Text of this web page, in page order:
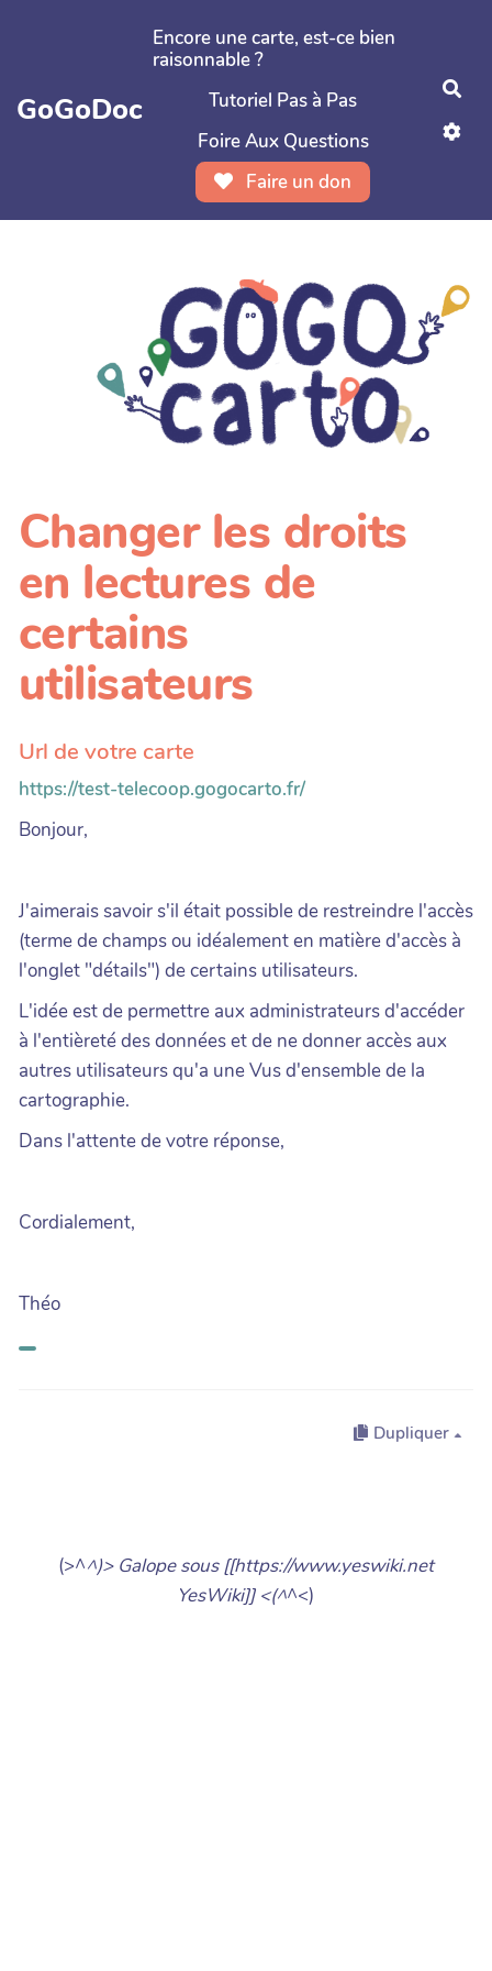
Aller au contenu principal
GoGoDoc
Encore une carte, est-ce bien
raisonnable ?
Tutoriel Pas à Pas
Foire Aux Questions
Faire un don
Changer les droits
en lectures de
certains
utilisateurs
Url de votre carte
https://test-telecoop.gogocarto.fr/
Bonjour,
J'aimerais savoir s'il était possible de restreindre l'accès
(terme de champs ou idéalement en matière d'accès à
l'onglet "détails") de certains utilisateurs.
L'idée est de permettre aux administrateurs d'accéder
à l'entièreté des données et de ne donner accès aux
autres utilisateurs qu'a une Vus d'ensemble de la
cartographie.
Dans l'attente de votre réponse,
Cordialement,
Théo
Dupliquer
(>^^)> Galope sous [[https://www.yeswiki.net
YesWiki]] <(^^<)